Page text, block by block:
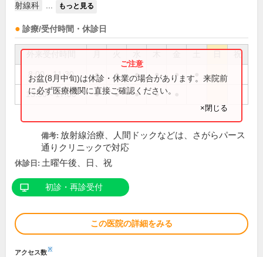
射線科
もっと見る
診療/受付時間・休診日
祝
8:00～11:30 ● ● ● ● ●
13:30～17:00 ● ● ● ●
お盆(8月中旬)は休診・休業の場合があります。来院前
に必ず医療機関に直接ご確認ください。
×閉じる
備考: 放射線治療、人間ドックなどは、さがらパース
通りクリニックで対応
休診日: 土曜午後、日、祝
初診・再診受付
この医院の詳細をみる
アクセス数※